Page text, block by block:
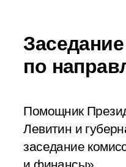
по
Помощник
Левитин и
заседание